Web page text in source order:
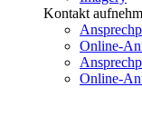
Kontakt
Online-
Online-